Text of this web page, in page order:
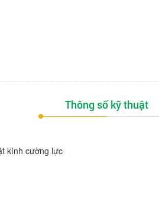
Thông số kỹ thuật
kính cường lực